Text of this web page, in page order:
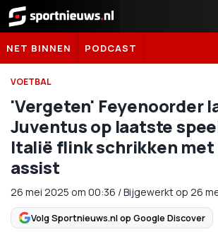
Sportnieuws.nl
NET BINNEN PODCAST
VOETBAL
'Vergeten' Feyenoorder
Juventus op laatste
Italië flink schrikken met
assist
26 mei 2025 om 00:36 /Bijgewerkt op 26
Volg Sportnieuws.nl op Google Discover